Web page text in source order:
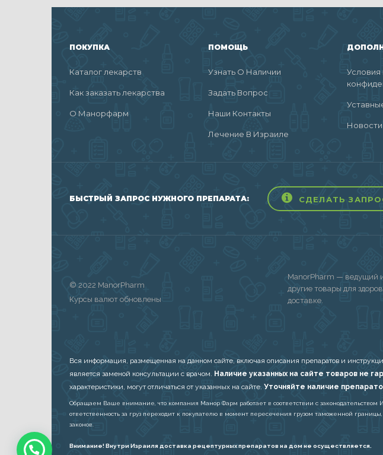
ПОКУПКА
Каталог лекарств
Как заказать лекарства
О Манорфарм
ПОМОЩЬ
Узнать О Наличии
Задать Вопрос
Наши Контакты
Лечение В Израиле
Условия
БЫСТРЫЙ ЗАПРОС НУЖНОГО ПРЕПАРАТА: СДЕЛАТЬ
© 2022 ManorPharm
Курсы валют обновлены
ManorPharm — ведущий
другие товары для
доставке.
Вся информация, размещенная на данном сайте, включая описания препаратов и
является заменой консультации с врачом. Наличие указанных на сайте товаров не
характеристики, могут отличаться от указанных на сайте. Уточняйте наличие
Обращаем Ваше внимание, что компания Манор Фарм работает в соответствии с законодательством
ответственность за груз переходит к покупателю в момент пересечения грузом таможенной
законов.
Внимание! Внутри Израиля доставка рецептурных препаратов на дом не осуществляется.